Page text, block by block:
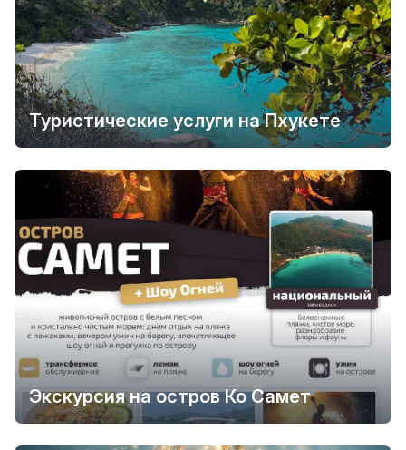
Туристические услуги на Пхукете
Экскурсия на остров Ко Самет